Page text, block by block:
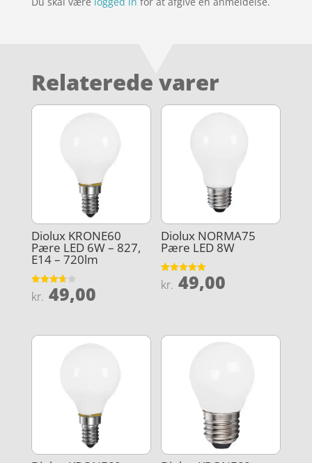
Relaterede varer
Diolux KRONE60
Pære LED 6W – 827,
E14 – 720lm
Vurderet
3.7
kr. 49,00
Diolux NORMA75
Pære LED 8W
Vurderet
5
kr. 49,00